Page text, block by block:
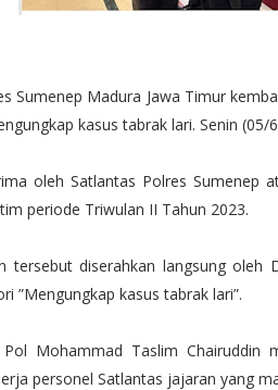
Sumenep Madura Jawa Timur
kasus tabrak lari. Senin (05/
oleh Satlantas Polres Sumenep
periode Triwulan II Tahun 2023.
tersebut diserahkan langsung
”Mengungkap kasus tabrak lari”.
Mohammad Taslim Chairuddin
personel Satlantas jajaran yang